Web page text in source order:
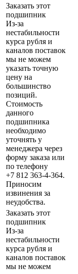
Заказать этот
подшипник
Из-за
нестабильности
курса рубля и
каналов поставок
мы не можем
указать точную
цену на
большинство
позиций.
Стоимость
данного
подшипника
необходимо
уточнять у
менеджера через
форму заказа или
по телефону
+7 812 363-4-364.
Приносим
извинения за
неудобства.
Заказать этот
подшипник
Из-за
нестабильности
курса рубля и
каналов поставок
мы не можем